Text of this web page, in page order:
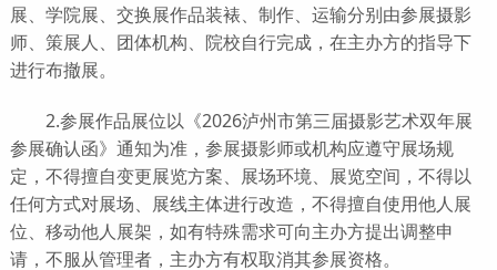
展、学院展、交换展作品装裱、制作、运输分别由参展摄影
师、策展人、团体机构、院校自行完成，在主办方的指导下
进行布撤展。
2.参展作品展位以《2026泸州市第三届摄影艺术双年展
参展确认函》通知为准，参展摄影师或机构应遵守展场规
定，不得擅自变更展览方案、展场环境、展览空间，不得以
任何方式对展场、展线主体进行改造，不得擅自使用他人展
位、移动他人展架，如有特殊需求可向主办方提出调整申
请，不服从管理者，主办方有权取消其参展资格。